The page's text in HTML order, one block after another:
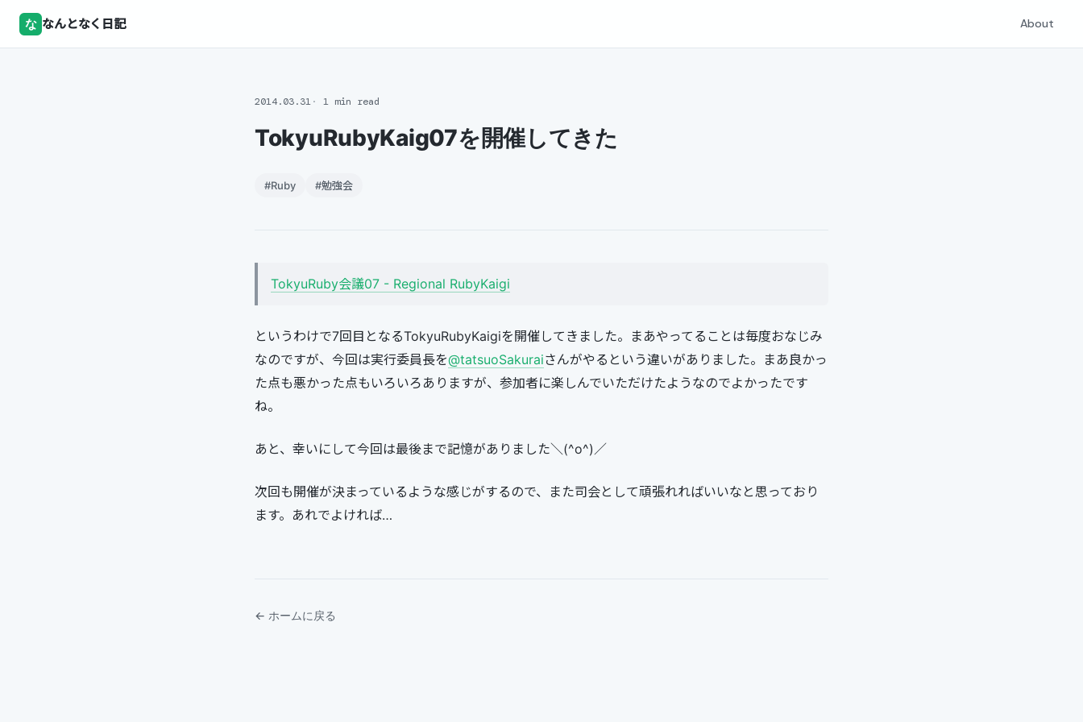
な なんとなく日記 About
2014.03.31 1 min read
TokyuRubyKaig07を開催してきた
#Ruby #勉強会
TokyuRuby会議07 - Regional RubyKaigi
というわけで7回目となるTokyuRubyKaigiを開催してきました。まあやってることは毎度おなじみ
なのですが、今回は実行委員長を@tatsuoSakuraiさんがやるという違いがありました。まあ良かっ
た点も悪かった点もいろいろありますが、参加者に楽しんでいただけたようなのでよかったです
ね。
あと、幸いにして今回は最後まで記憶がありました＼(^o^)／
次回も開催が決まっているような感じがするので、また司会として頑張れればいいなと思っており
ます。あれでよければ…
← ホームに戻る